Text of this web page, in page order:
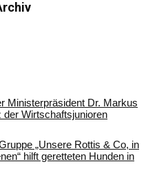
Ministerpräsident Dr. Markus
der Wirtschaftsjunioren
„Unsere Rottis & Co, in
hilft geretteten Hunden in